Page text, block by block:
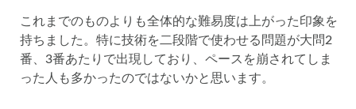
これまでのものよりも全体的な難易度は上がった印象を
持ちました。特に技術を二段階で使わせる問題が大問2
番、3番あたりで出現しており、ペースを崩されてしま
った人も多かったのではないかと思います。